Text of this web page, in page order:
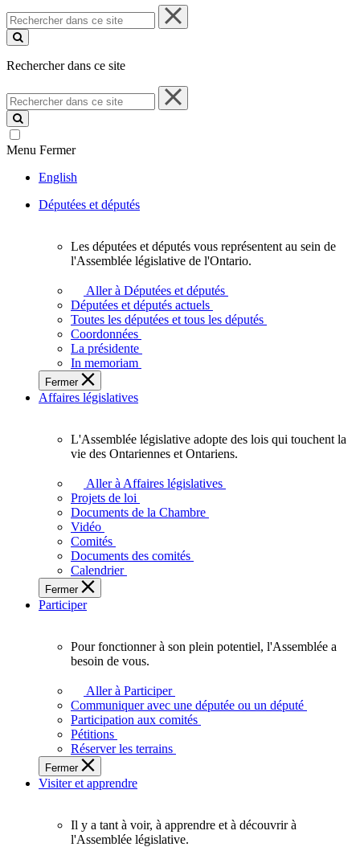
Rechercher
dans
ce
Rechercher dans ce site
Rechercher
dans
ce
site
Menu Fermer
English
Députées et députés
députés
vous
représentent
sein
de
l'Assemblée
législative
l'Ontario.
Les députées et députés vous représentent au sein de
l'Assemblée législative de l'Ontario.
Aller à Députées et députés
Députées et députés actuels
Toutes les députées et tous les députés
Coordonnées
La présidente
In memoriam
Fermer
Affaires législatives
L'Assemblée
adopte
touchent
des
Ontariennes
et
L'Assemblée législative adopte des lois qui touchent la
vie des Ontariennes et Ontariens.
Aller à Affaires législatives
Projets de loi
Documents de la Chambre
Vidéo
Comités
Documents des comités
Calendrier
Fermer
Participer
plein
potentiel,
l'Assemblée
a
besoin
de
Pour fonctionner à son plein potentiel, l'Assemblée a
besoin de vous.
Aller à Participer
Communiquer avec une députée ou un député
Participation aux comités
Pétitions
Réserver les terrains
Fermer
Visiter et apprendre
Il y a tant à voir, à apprendre et à découvrir à
l'Assemblée législative.